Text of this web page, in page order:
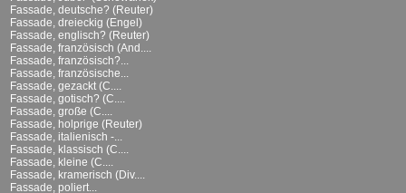
Fassade, deutsche? (Reuter)
Fassade, dreieckig (Engel)
Fassade, englisch? (Reuter)
Fassade, französisch (And....
Fassade, französisch?...
Fassade, französische...
Fassade, gezackt (C....
Fassade, gotisch? (C....
Fassade, große (C....
Fassade, holprige (Reuter)
Fassade, italienisch -...
Fassade, klassisch (C....
Fassade, kleine (C....
Fassade, kramerisch (Div....
Fassade, poliert...